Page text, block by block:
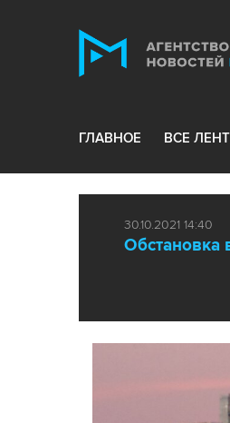
ГЛАВНОЕ ВСЕ
30.10.2021 14:40
Обстановка